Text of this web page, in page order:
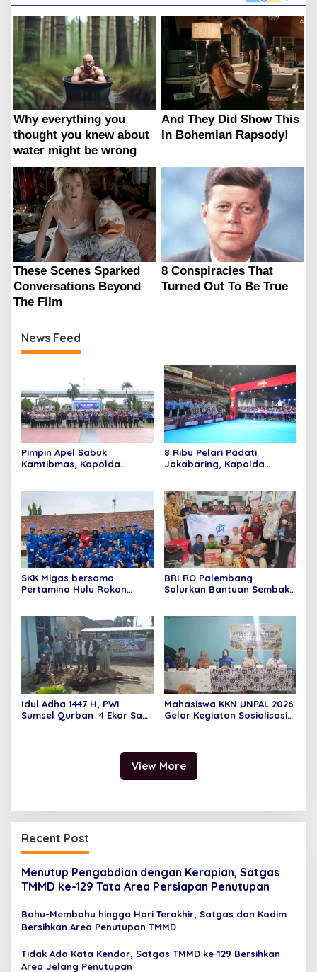
News Feed
Pimpin Apel Sabuk
Kamtibmas, Kapolda
8 Ribu Pelari Padati
Jakabaring, Kapolda
Lewat Bhayangkara Run
2026
SKK Migas bersama
Pertamina Hulu Rokan
Beasiswa Hulu Migas Tahun
Akademik 2026/2027
BRI RO Palembang
Salurkan Bantuan Sembako
Serikat Pekerja BRI Wilayah
Idul Adha 1447 H, PWI
Sumsel Qurban 4 Ekor Sapi
Mahasiswa KKN UNPAL 2026
Gelar Kegiatan Sosialisasi
View More
Recent Post
Menutup Pengabdian dengan Kerapian, Satgas
TMMD ke-129 Tata Area Persiapan Penutupan
Bahu-Membahu hingga Hari Terakhir, Satgas dan Kodim
Bersihkan Area Penutupan TMMD
Tidak Ada Kata Kendor, Satgas TMMD ke-129 Bersihkan
Area Jelang Penutupan